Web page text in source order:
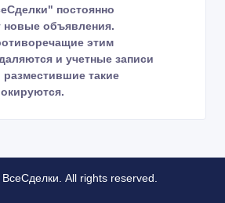
постоянно
новые объявления.
этим
и учетные записи
разместившие такие
All rights reserved.